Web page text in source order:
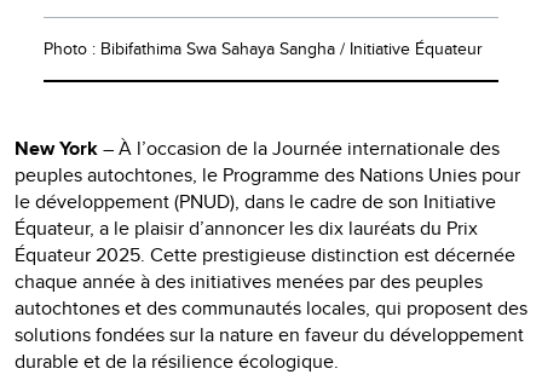
Photo : Bibifathima Swa Sahaya Sangha / Initiative Équateur
New York– À l’occasion de la Journée internationale des
peuples autochtones, le Programme des Nations Unies pour
le développement (PNUD), dans le cadre de son Initiative
Équateur, a le plaisir d’annoncer les dix lauréats du Prix
Équateur 2025. Cette prestigieuse distinction est décernée
chaque année à des initiatives menées par des peuples
autochtones et des communautés locales, qui proposent des
solutions fondées sur la nature en faveur du développement
durable et de la résilience écologique.